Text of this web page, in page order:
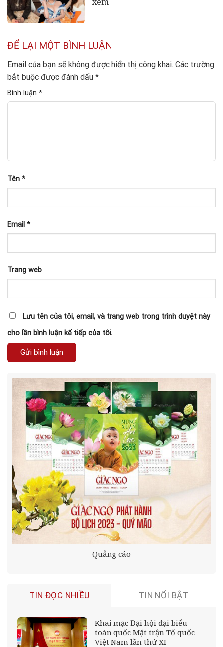
ĐỂ LẠI MỘT BÌNH LUẬN
Email của bạn sẽ không được hiển thị công khai. Các trường
bắt buộc được đánh dấu *
Bình luận *
Tên *
Email *
Trang web
Lưu tên của tôi, email, và trang web trong trình duyệt này
cho lần bình luận kế tiếp của tôi.
Quảng cáo
TIN ĐỌC NHIỀU TIN NỔI BẬT
Khai mạc Đại hội đại biểu
toàn quốc Mặt trận Tổ quốc
Việt Nam lần thứ XI